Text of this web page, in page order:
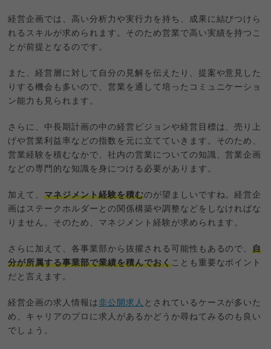
経営企画では、高い分析力や実行力を持ち、成果に結びつけら
れるスキルが求められます。そのため営業で高い実績を持つこ
とが前提となるのです。
また、経営層に対して自分の見解を伝えたり、提案や意見した
りする機会も多いので、営業を通して培ったコミュニケーショ
ン能力も見られます。
さらに、中長期計画の中の経営ビジョンや経営目標は、売り上
げや営業利益率などの指数を元に立てていきます。そのため、
営業経験を積むなかで、社内の営業についての知識、営業企画
などの専門的な知識を身につける必要があります。
加えて、マネジメント経験を積むのが望ましいですね。経営企
画はステークホルダーとの関係構築や調整などをしなければな
りません。そのため、マネジメント経験が求められます。
さらに加えて、各事業部から抜擢される可能性もあるので、自
分が所属する事業部で業績を積んでおくことも重要なポイント
だと言えます。
経営企画の求人情報は非公開求人 とされているケースが多いた
め、キャリアのプロに求人があるかどうか尋ねてみるのも良い
でしょう。